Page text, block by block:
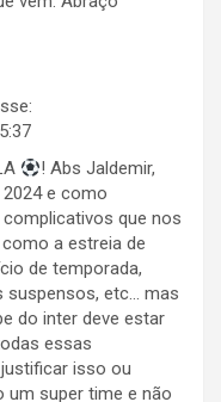
! Abs Jaldemir,
e como
que nos
a estreia de
de temporada,
suspensos, etc… mas
do inter deve estar
essas
isso ou
um super time e não